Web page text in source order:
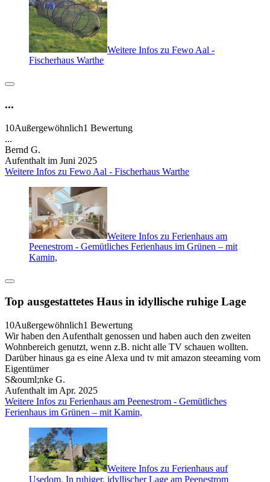
Weitere Infos zu Fewo Aal -
Fischerhaus Warthe
...
10Außergewöhnlich1 Bewertung
...
Bernd G.
Aufenthalt im Juni 2025
Weitere Infos zu Fewo Aal - Fischerhaus Warthe
Weitere Infos zu Ferienhaus am
Peenestrom - Gemütliches Ferienhaus im Grünen – mit
Kamin,
Top ausgestattetes Haus in idyllische ruhige Lage
10Außergewöhnlich1 Bewertung
Wir haben den Aufenthalt genossen und haben auch den zweiten
Wohnbereich genutzt, wenn z.B. nicht alle TV schauen wollten.
Darüber hinaus ga es eine Alexa und tv mit amazon steeaming vom
Eigentümer
S&ouml;nke G.
Aufenthalt im Apr. 2025
Weitere Infos zu Ferienhaus am Peenestrom - Gemütliches
Ferienhaus im Grünen – mit Kamin,
Weitere Infos zu Ferienhaus auf
Usedom. In ruhiger, idyllischer Lage am Peenestrom